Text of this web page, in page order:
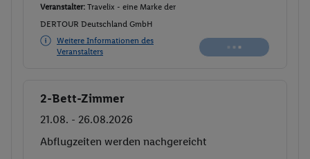
Veranstalter: Travelix - eine Marke der
DERTOUR Deutschland GmbH
Weitere Informationen des
Veranstalters
Buchen
2-Bett-Zimmer
21.08. - 26.08.2026
Abflugzeiten werden nachgereicht